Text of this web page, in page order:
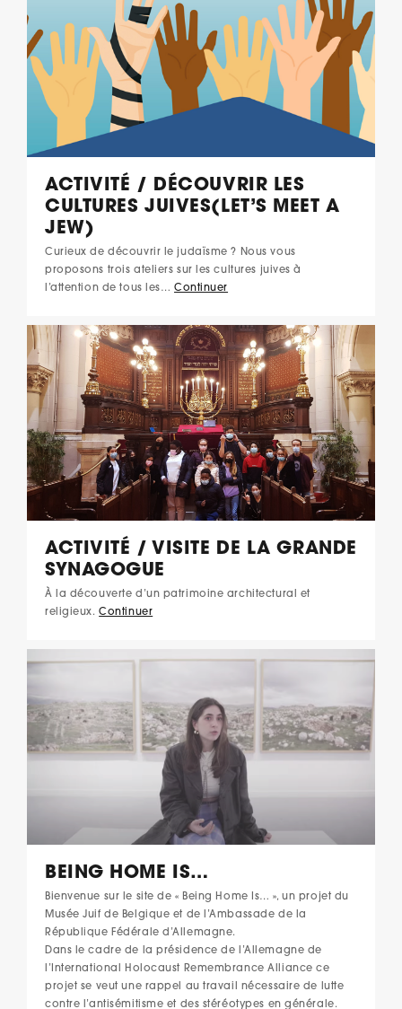
ACTIVITÉ / DÉCOUVRIR LES
CULTURES JUIVES(LET’S MEET A
JEW)
Curieux de découvrir le judaïsme ? Nous vous
proposons trois ateliers sur les cultures juives à
l’attention de tous les… Continuer
ACTIVITÉ / VISITE DE LA GRANDE
SYNAGOGUE
À la découverte d’un patrimoine architectural et
religieux. Continuer
BEING HOME IS…
Bienvenue sur le site de « Being Home Is… », un projet du
Musée Juif de Belgique et de l’Ambassade de la
République Fédérale d’Allemagne.
Dans le cadre de la présidence de l’Allemagne de
l’International Holocaust Remembrance Alliance ce
projet se veut une rappel au travail nécessaire de lutte
contre l’antisémitisme et des stéréotypes en générale.